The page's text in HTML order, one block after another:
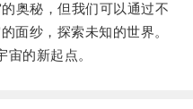
秘，但我们可以通过不
面纱，探索未知的世界。
的新起点。